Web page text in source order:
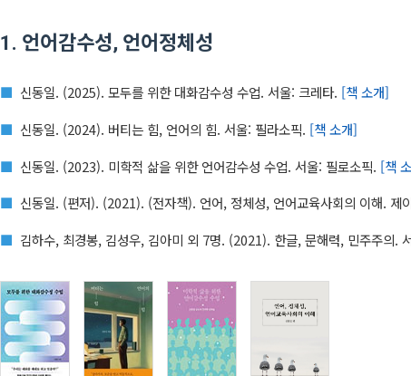
1. 언어감수성, 언어정체성
신동일. (2025). 모두를 위한 대화감수성 수업. 서울: 크레타. [책 소개]
신동일. (2024). 버티는 힘, 언어의 힘. 서울: 필라소픽. [책 소개]
신동일. (2023). 미학적 삶을 위한 언어감수성 수업. 서울: 필로소픽. [책
신동일. (편저). (2021). (전자책). 언어, 정체성, 언어교육사회의 이해. 제
김하수, 최경봉, 김성우, 김아미 외 7명. (2021). 한글, 문해력, 민주주의.